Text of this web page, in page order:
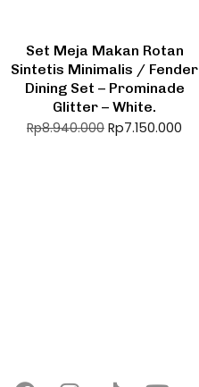
Set Meja Makan Rotan
Sintetis Minimalis / Fender
Dining Set – Prominade
Glitter – White.
Rp8.940.000 Rp7.150.000